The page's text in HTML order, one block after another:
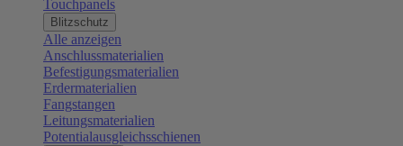
Touchpanels
Blitzschutz
Alle anzeigen
Anschlussmaterialien
Befestigungsmaterialien
Erdermaterialien
Fangstangen
Leitungsmaterialien
Potentialausgleichsschienen